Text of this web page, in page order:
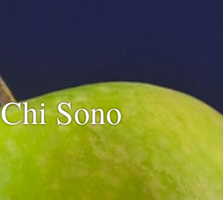
Chi Sono